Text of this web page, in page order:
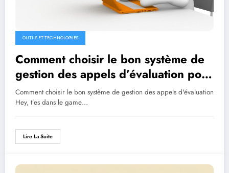
OUTILS ET TECHNOLOGIES
Comment choisir le bon système de
gestion des appels d’évaluation pour
votre entreprise
Comment choisir le bon système de gestion des appels d'évaluation
Hey, t’es dans le game…
Lire La Suite